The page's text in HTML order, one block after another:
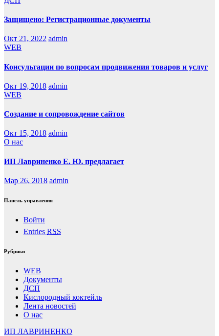
Защищено: Регистрационные документы
Окт 21, 2022 admin
WEB
Консультации по вопросам продвижения товаров и услуг
Окт 19, 2018 admin
WEB
Создание и сопровождение сайтов
Окт 15, 2018 admin
О нас
ИП Лавриненко Е. Ю. предлагает
Мар 26, 2018 admin
Панель управления
Войти
Entries RSS
Рубрики
WEB
Документы
ДСП
Кислородный коктейль
Лента новостей
О нас
ИП ЛАВРИНЕНКО